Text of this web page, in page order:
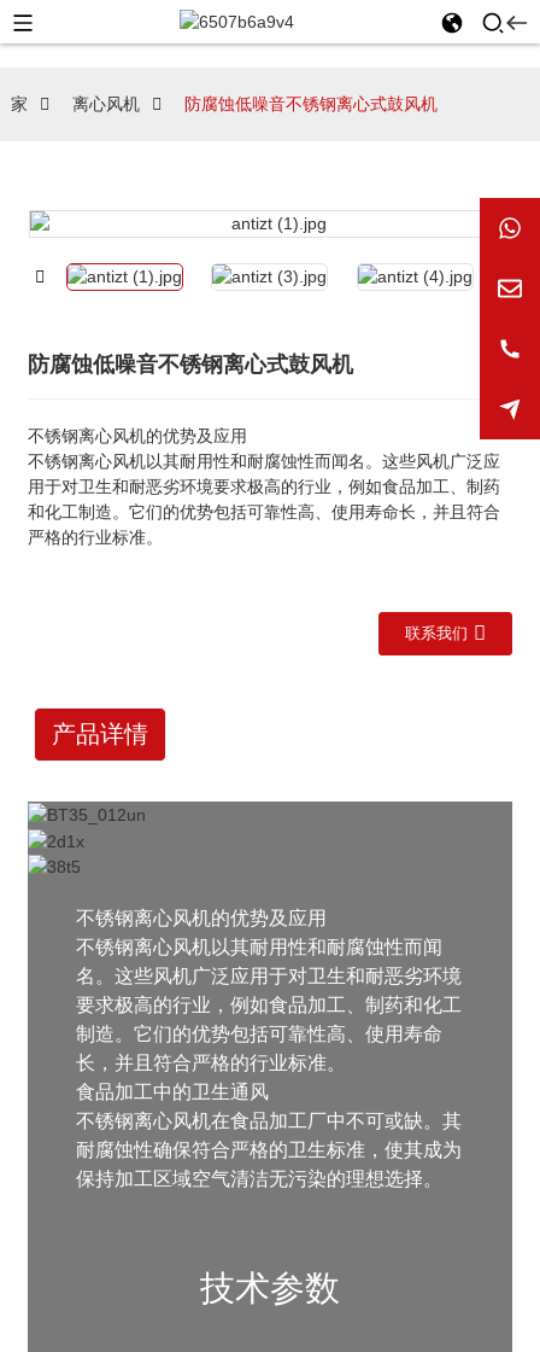
家 离心风机 防腐蚀低噪音不锈钢离心式鼓风机
防腐蚀低噪音不锈钢离心式鼓风机
不锈钢离心风机的优势及应用
不锈钢离心风机以其耐用性和耐腐蚀性而闻名。这些风机广泛应
用于对卫生和耐恶劣环境要求极高的行业，例如食品加工、制药
和化工制造。它们的优势包括可靠性高、使用寿命长，并且符合
严格的行业标准。
联系我们
产品详情
不锈钢离心风机的优势及应用
不锈钢离心风机以其耐用性和耐腐蚀性而闻
名。这些风机广泛应用于对卫生和耐恶劣环境
要求极高的行业，例如食品加工、制药和化工
制造。它们的优势包括可靠性高、使用寿命
长，并且符合严格的行业标准。
食品加工中的卫生通风
不锈钢离心风机在食品加工厂中不可或缺。其
耐腐蚀性确保符合严格的卫生标准，使其成为
保持加工区域空气清洁无污染的理想选择。
技术参数